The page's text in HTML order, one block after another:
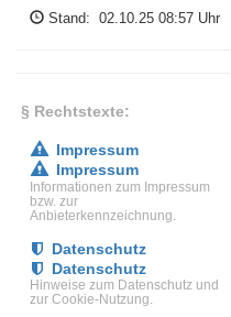
GbR
Stand: 02.10.25 08:57 Uhr
§ Rechtstexte:
Impressum
Impressum
Informationen zum Impressum
bzw. zur
Anbieterkennzeichnung.
Datenschutz
Datenschutz
Hinweise zum Datenschutz und
zur Cookie-Nutzung.